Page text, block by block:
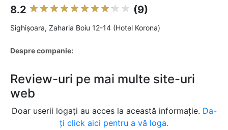
8.2 (9)
Sighişoara, Zaharia Boiu 12-14 (Hotel Korona)
Despre companie:
Review-uri pe mai multe site-uri
web
Doar userii logați au acces la această informație. Da-
ți click aici pentru a vă loga.